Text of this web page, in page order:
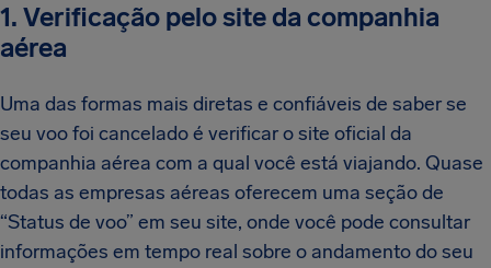
1. Verificação pelo site da companhia
aérea
Uma das formas mais diretas e confiáveis de saber se
seu voo foi cancelado é verificar o site oficial da
companhia aérea com a qual você está viajando. Quase
todas as empresas aéreas oferecem uma seção de
“Status de voo” em seu site, onde você pode consultar
informações em tempo real sobre o andamento do seu